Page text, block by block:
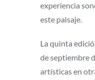
experiencia
este paisaje.
La quinta
de septiembre
artísticas en